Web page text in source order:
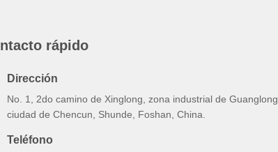
rápido
Dirección
No. 1, 2do camino de Xinglong, zona industrial de Guanglong,
ciudad de Chencun, Shunde, Foshan, China.
Teléfono